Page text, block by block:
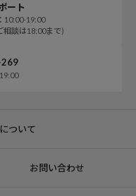
ート
10:00-19:00
相談は18:00まで)
ついて
お問い合わせ